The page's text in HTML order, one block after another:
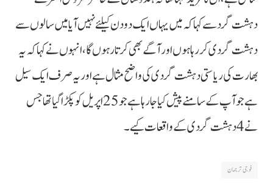
دہشت گرد سے کہا کہ میں یہاں ایک دو دن کیلئے نہیں آیا میں سالوں سے
دہشت گردی کررہا ہوں اور آگے بھی کرتا رہوں گا، انہوں نے کہا کہ یہ
بھارت کی ریاستی دہشت گردی کی واضح مثال ہے اور یہ صرف ایک سیل
ہے جو آپ کے سامنے پیش کیا جارہا ہے جو 25 اپریل کو پکڑا گیا تھا جس
نے 4 دہشت گردی کے واقعات کیے۔
فوجی ترجمان